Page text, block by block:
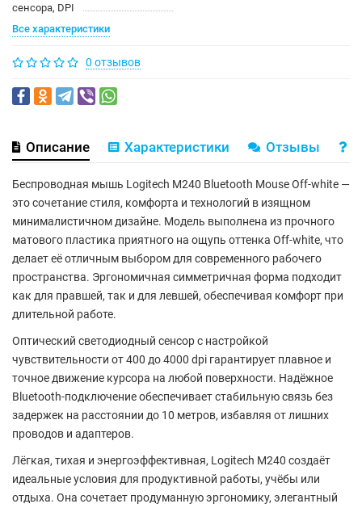
сенсора, DPI
Все характеристики
0 отзывов
Описание Характеристики Отзывы
Беспроводная мышь Logitech M240 Bluetooth Mouse Off-white —
это сочетание стиля, комфорта и технологий в изящном
минималистичном дизайне. Модель выполнена из прочного
матового пластика приятного на ощупь оттенка Off-white, что
делает её отличным выбором для современного рабочего
пространства. Эргономичная симметричная форма подходит
как для правшей, так и для левшей, обеспечивая комфорт при
длительной работе.
Оптический светодиодный сенсор с настройкой
чувствительности от400 до 4000 dpi гарантирует плавное и
точное движение курсора на любой поверхности. Надёжное
Bluetooth-подключениеобеспечивает стабильную связь без
задержек на расстоянии до 10 метров, избавляя от лишних
проводов и адаптеров.
Лёгкая, тихая и энергоэффективная, Logitech M240 создаёт
идеальные условия для продуктивной работы, учёбы или
отдыха. Она сочетает продуманную эргономику, элегантный